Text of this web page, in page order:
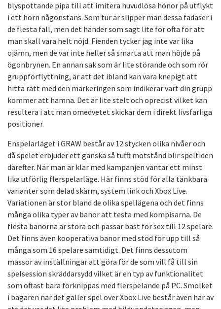
blyspottande pipa till att imitera huvudlösa hönor på utflykt
i ett hörn någonstans. Som tur är slipper man dessa fadäser i
de flesta fall, men det händer som sagt lite för ofta för att
man skall vara helt nöjd. Fienden tycker jag inte var lika
ojämn, men de var inte heller så smarta att man höjde på
ögonbrynen. En annan sak som är lite störande och som rör
gruppförflyttning, är att det ibland kan vara knepigt att
hitta rätt med den markeringen som indikerar vart din grupp
kommer att hamna. Det är lite stelt och oprecist vilket kan
resultera i att man omedvetet skickar dem i direkt livsfarliga
positioner.
Enspelarläget i GRAW består av 12 stycken olika nivåer och
då spelet erbjuder ett ganska så tufft motstånd blir speltiden
därefter. När man är klar med kampanjen väntar ett minst
lika utförlig flerspelarläge. Här finns stöd för alla tänkbara
varianter som delad skärm, system link och Xbox Live.
Variationen är stor bland de olika spellägena och det finns
många olika typer av banor att testa med kompisarna. De
flesta banorna är stora och passar bäst för sex till 12 spelare.
Det finns även kooperativa banor med stöd för upp till så
många som 16 spelare samtidigt. Det finns dessutom
massor av inställningar att göra för de som vill få till sin
spelsession skräddarsydd vilket är en typ av funktionalitet
som oftast bara förknippas med flerspelande på PC. Smolket
i bägaren när det gäller spel över Xbox Live består även här av